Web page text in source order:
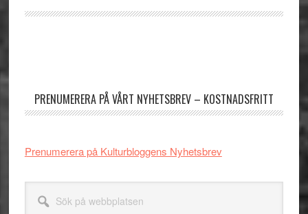
PRENUMERERA PÅ VÅRT NYHETSBREV – KOSTNADSFRITT
Prenumerera på Kulturbloggens Nyhetsbrev